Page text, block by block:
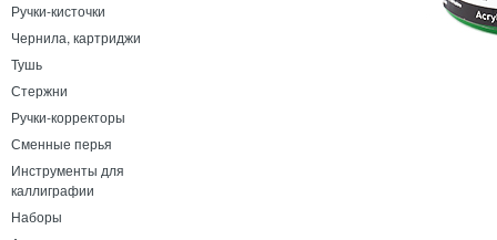
Ручки-кисточки
Чернила, картриджи
Тушь
Стержни
Ручки-корректоры
Сменные перья
Инструменты для
каллиграфии
Наборы